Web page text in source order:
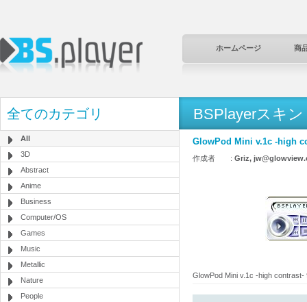
ホームページ 商
全てのカテゴリ
All
3D
Abstract
Anime
Business
Computer/OS
Games
Music
Metallic
Nature
People
BSPlayerスキン
GlowPod Mini v.1c -high
作成者 : Griz,
GlowPod Mini v.1c -high contrast-